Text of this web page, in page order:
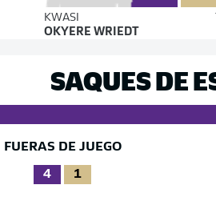
KWASI
OKYERE WRIEDT
SAQUES DE
FUERAS DE JUEGO
4 1